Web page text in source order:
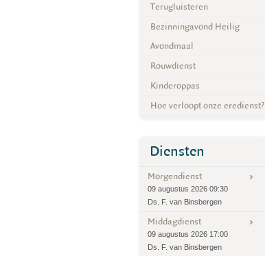
Terugluisteren
Bezinningavond Heilig
Avondmaal
Rouwdienst
Kinderoppas
Hoe verloopt onze eredienst?
Diensten
Morgendienst
09 augustus 2026 09:30
Ds. F. van Binsbergen
Middagdienst
09 augustus 2026 17:00
Ds. F. van Binsbergen